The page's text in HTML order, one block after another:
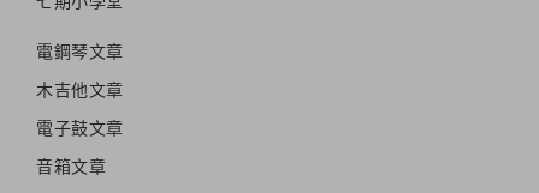
電鋼琴文章
木吉他文章
電子鼓文章
音箱文章